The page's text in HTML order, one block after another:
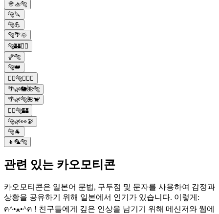
👳🚣🐅
🐅🔪
🐅💪
🐅🌴🌞
🐅🏰🧞‍♂️
🏀🐅
🐅👑
🧞‍♂️🐅👳🏽‍♂️
🌴🌿🐘🌺🐅
🌴🌿🐅🌺🐒
🧞‍♂️🐅🏰
🐅🌿👀🔭
🐅🐐
👦🦜🐅
관련 있는 카오모티콘
카오모티콘은 일본어 문법, 구두점 및 문자를 사용하여 감정과
상황을 공유하기 위해 일본에서 인기가 있습니다. 이렇게:
ฅ^•ﻌ•^ฅ ! 친구들에게 깊은 인상을 남기기 위해 메신저와 웹에